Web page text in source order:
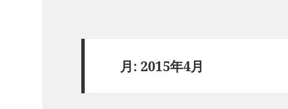
月: 2015年4月